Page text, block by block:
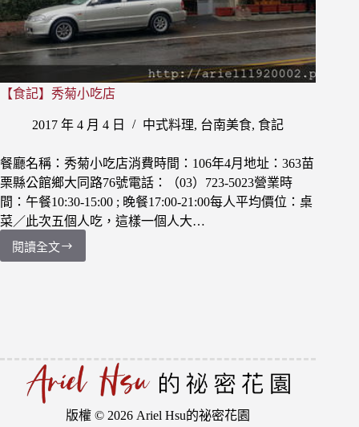
【食記】秀菊小吃店
2017 年 4 月 4 日 中式料理, 台南美食, 食記
餐廳名稱：秀菊小吃店消費時間：106年4月地址：363苗
栗縣公館鄉大同路76號電話：（03）723-5023營業時
間：午餐10:30-15:00 ; 晚餐17:00-21:00每人平均價位：桌
菜／此次五個人吃，這樣一個人大…
閱讀全文
【食
店
版權 © 2026 Ariel Hsu的祕密花園